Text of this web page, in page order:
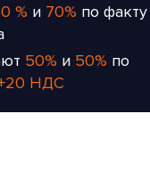
% и 70% по факту
50% и 50% по
НДС